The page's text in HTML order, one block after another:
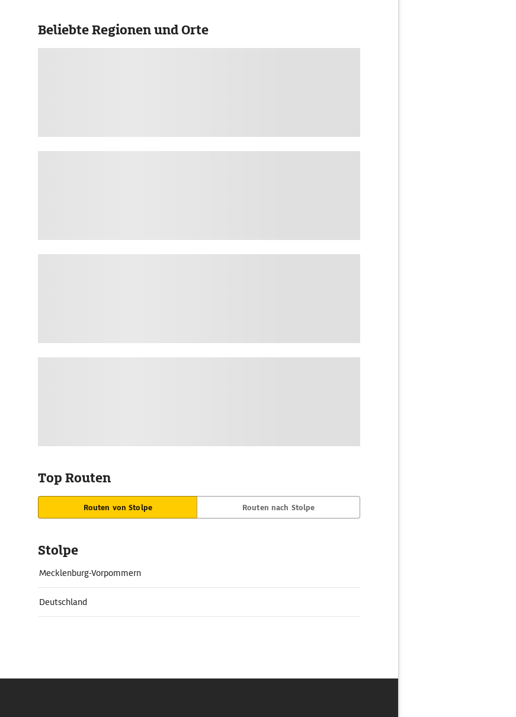
Beliebte Regionen und Orte
Top Routen
Routen von Stolpe Routen nach Stolpe
Stolpe
Mecklenburg-Vorpommern
Deutschland